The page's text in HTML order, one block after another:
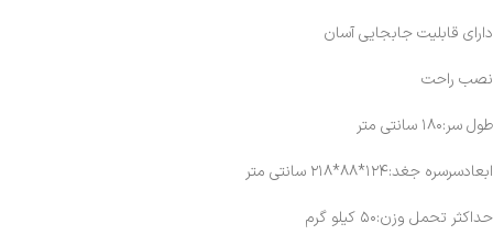
دارای قابلیت جابجایی آسان
نصب راحت
طول سر:۱۸۰ سانتی متر
ابعادسرسره جغد:۱۲۴*۸۸*۲۱۸ سانتی متر
حداکثر تحمل وزن:۵۰ کیلو گرم